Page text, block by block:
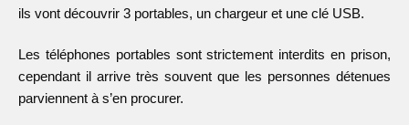
ils vont découvrir 3 portables, un chargeur et une clé USB.
Les téléphones portables sont strictement interdits en prison,
cependant il arrive très souvent que les personnes détenues
parviennent à s’en procurer.